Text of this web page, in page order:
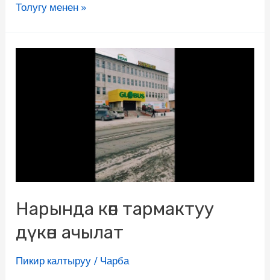
Толугу менен »
Нарында көп тармактуу
дүкөн ачылат
Пикир калтыруу / Чарба